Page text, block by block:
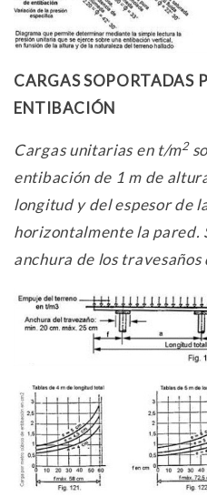
CARGAS SOPORTADAS
ENTIBACIÓN
Cargas unitarias en t/m2
entibación de 1 m de
longitud y del espesor de
horizontalmente la pared.
anchura de los travesaños